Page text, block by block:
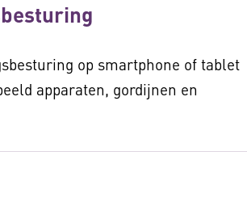
op smartphone of tablet
apparaten, gordijnen en